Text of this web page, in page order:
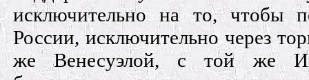
исключительно на то, чтобы
России, исключительно через
же Венесуэлой, с той же